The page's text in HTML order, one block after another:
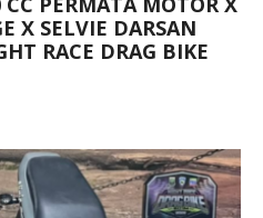
X SELVIE DARSAN
RACE DRAG BIKE